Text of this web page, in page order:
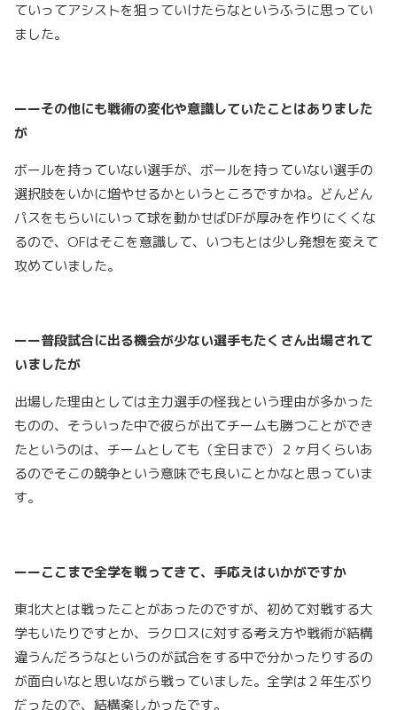
ていってアシストを狙っていけたらなというふうに思ってい
ました。
ーーその他にも戦術の変化や意識していたことはありました
が
ボールを持っていない選手が、ボールを持っていない選手の
選択肢をいかに増やせるかというところですかね。どんどん
パスをもらいにいって球を動かせばDFが厚みを作りにくくな
るので、OFはそこを意識して、いつもとは少し発想を変えて
攻めていました。
ーー普段試合に出る機会が少ない選手もたくさん出場されて
いましたが
出場した理由としては主力選手の怪我という理由が多かった
ものの、そういった中で彼らが出てチームも勝つことができ
たというのは、チームとしても（全日まで）２ヶ月くらいあ
るのでそこの競争という意味でも良いことかなと思っていま
す。
ーーここまで全学を戦ってきて、手応えはいかがですか
東北大とは戦ったことがあったのですが、初めて対戦する大
学もいたりですとか、ラクロスに対する考え方や戦術が結構
違うんだろうなというのが試合をする中で分かったりするの
が面白いなと思いながら戦っていました。全学は２年生ぶり
だったので、結構楽しかったです。